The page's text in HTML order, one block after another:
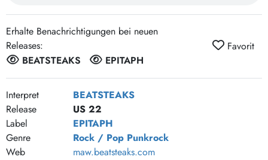
And wait
Filter
Go
Kings of metal
Schluss Mit Rock 'n' Roll
Erhalte Benachrichtigungen bei neuen
Releases:
BEATSTEAKS
EPITAPH
Favorit
Interpret
BEATSTEAKS
Release
US 22
Label
EPITAPH
Genre
Rock / Pop Punkrock
Web
maw.beatsteaks.com